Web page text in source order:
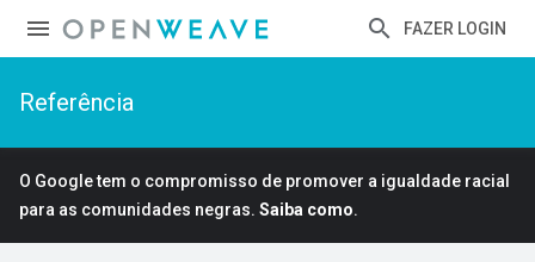
FAZER LOGIN
Referência
O Google tem o compromisso de promover a igualdade racial
para as comunidades negras. Saiba como.